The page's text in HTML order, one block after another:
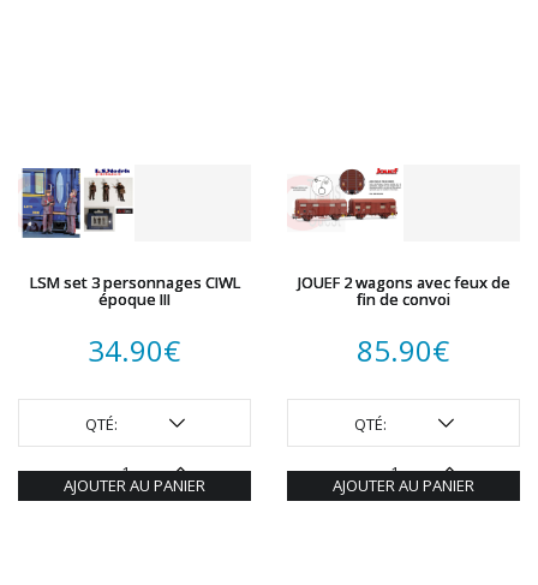
LSM set 3 personnages CIWL
époque III
34.90€
QTÉ:
AJOUTER AU PANIER
JOUEF 2 wagons avec feux de
fin de convoi
85.90€
QTÉ:
AJOUTER AU PANIER